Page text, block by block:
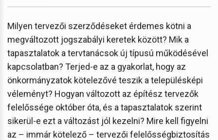
Milyen tervezői szerződéseket érdemes kötni a
megváltozott jogszabályi keretek között? Mik a
tapasztalatok a tervtanácsok új típusú működésével
kapcsolatban? Terjed-e az a gyakorlat, hogy az
önkormányzatok kötelezővé teszik a településképi
véleményt? Hogyan változott az építész tervezők
felelőssége október óta, és a tapasztalatok szerint
sikerül-e ezt a változást jól kezelni? Mire kell figyelni
az – immár kötelező – tervezői felelősségbiztosítás